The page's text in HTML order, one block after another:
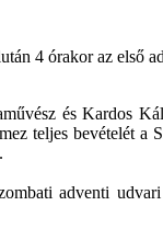
4 órakor az első
és Kardos
teljes bevételét a
adventi